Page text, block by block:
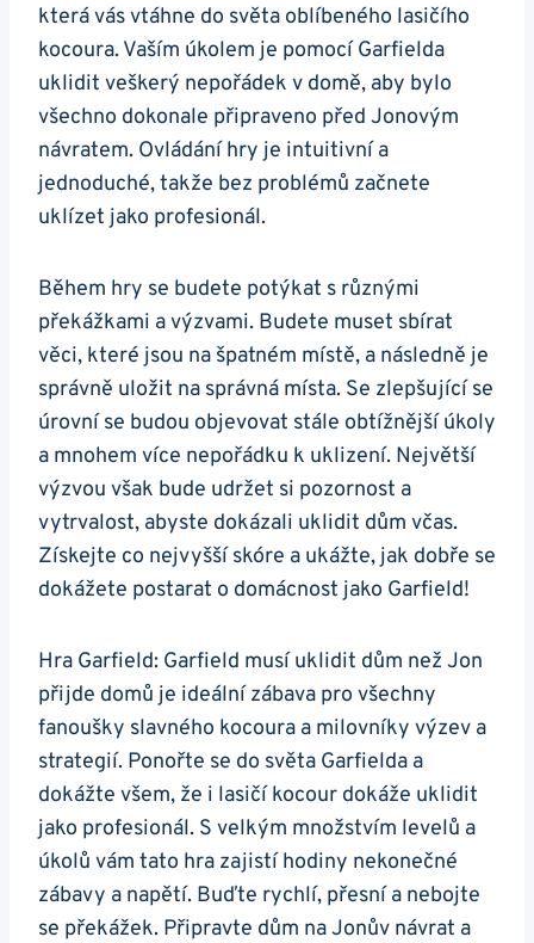
která vás vtáhne do světa oblíbeného lasičího
kocoura. Vaším úkolem je pomocí Garfielda
uklidit veškerý nepořádek v domě, aby bylo
všechno dokonale připraveno před Jonovým
návratem. Ovládání hry je intuitivní a
jednoduché, takže bez problémů začnete
uklízet jako profesionál.
Během hry se budete potýkat s různými
překážkami a výzvami. Budete muset sbírat
věci, které jsou na špatném místě, a následně je
správně uložit na správná místa. Se zlepšující se
úrovní se budou objevovat stále obtížnější úkoly
a mnohem více nepořádku k uklizení. Největší
výzvou však bude udržet si pozornost a
vytrvalost, abyste dokázali uklidit dům včas.
Získejte co nejvyšší skóre a ukážte, jak dobře se
dokážete postarat o domácnost jako Garfield!
Hra Garfield: Garfield musí uklidit dům než Jon
přijde domů je ideální zábava pro všechny
fanoušky slavného kocoura a milovníky výzev a
strategií. Ponořte se do světa Garfielda a
dokážte všem, že i lasičí kocour dokáže uklidit
jako profesionál. S velkým množstvím levelů a
úkolů vám tato hra zajistí hodiny nekonečné
zábavy a napětí. Buďte rychlí, přesní a nebojte
se překážek. Připravte dům na Jonův návrat a